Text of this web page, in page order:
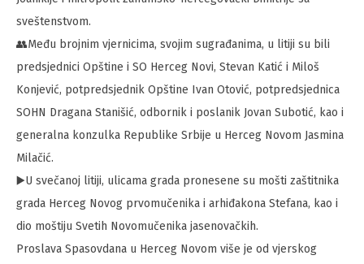
sveštenstvom.
👥Među brojnim vjernicima, svojim sugrađanima, u litiji su bili
predsjednici Opštine i SO Herceg Novi, Stevan Katić i Miloš
Konjević, potpredsjednik Opštine Ivan Otović, potpredsjednica
SOHN Dragana Stanišić, odbornik i poslanik Jovan Subotić, kao i
generalna konzulka Republike Srbije u Herceg Novom Jasmina
Milačić.
▶️U svečanoj litiji, ulicama grada pronesene su mošti zaštitnika
grada Herceg Novog prvomučenika i arhiđakona Stefana, kao i
dio moštiju Svetih Novomučenika jasenovačkih.
Proslava Spasovdana u Herceg Novom više je od vjerskog